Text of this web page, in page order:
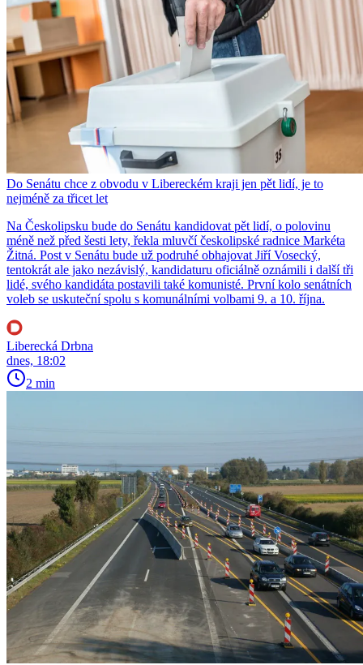
Do Senátu chce z obvodu v Libereckém kraji jen pět lidí, je to
nejméně za třicet let
Na Českolipsku bude do Senátu kandidovat pět lidí, o polovinu
méně než před šesti lety, řekla mluvčí českolipské radnice Markéta
Žitná. Post v Senátu bude už podruhé obhajovat Jiří Vosecký,
tentokrát ale jako nezávislý, kandidaturu oficiálně oznámili i další tři
lidé, svého kandidáta postavili také komunisté. První kolo senátních
voleb se uskuteční spolu s komunálními volbami 9. a 10. října.
Liberecká Drbna
dnes, 18:02
2 min